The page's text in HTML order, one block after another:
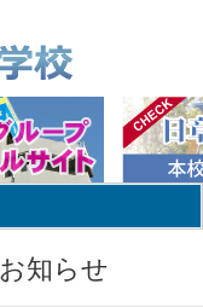
知らせ